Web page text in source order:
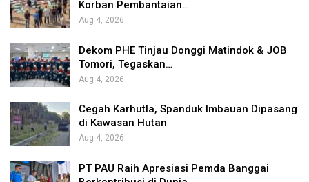
Korban Pembantaian…
Aug 4, 2026
Dekom PHE Tinjau Donggi Matindok & JOB
Tomori, Tegaskan…
Aug 4, 2026
Cegah Karhutla, Spanduk Imbauan Dipasang
di Kawasan Hutan
Aug 4, 2026
PT PAU Raih Apresiasi Pemda Banggai